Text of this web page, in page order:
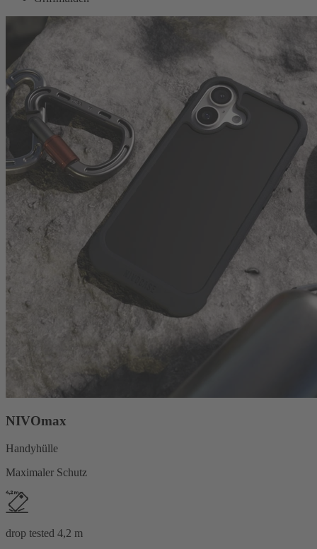
NIVOmax
Handyhülle
Maximaler Schutz
drop tested 4,2 m